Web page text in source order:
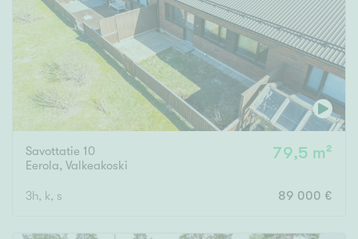
Savottatie 10
Eerola, Valkeakoski
79,5 m²
3h, k, s 89 000 €